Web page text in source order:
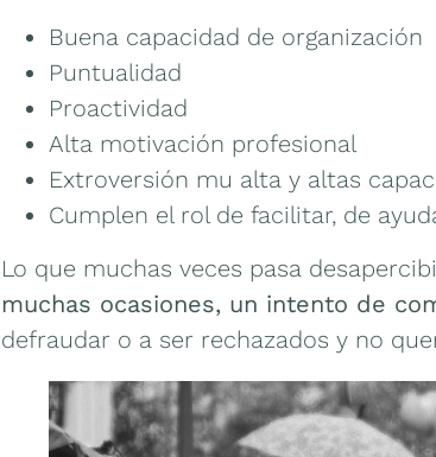
Buena capacidad de organización
Puntualidad
Proactividad
Alta motivación profesional
Extroversión mu alta y altas
Cumplen el rol de facilitar, de
Lo que muchas veces pasa
muchas ocasiones, un intento de
defraudar o a ser rechazados y no